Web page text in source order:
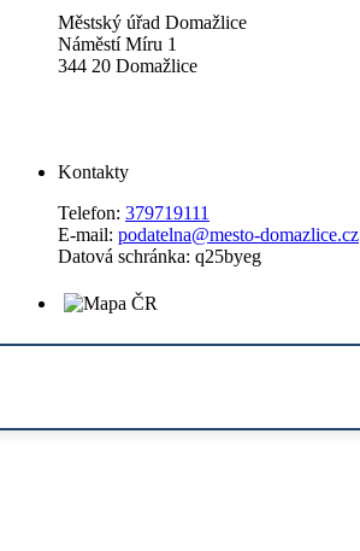
Městský úřad Domažlice
Náměstí Míru 1
344 20 Domažlice
Kontakty
Telefon: 379719111
E-mail: podatelna@mesto-domazlice.cz
Datová schránka: q25byeg